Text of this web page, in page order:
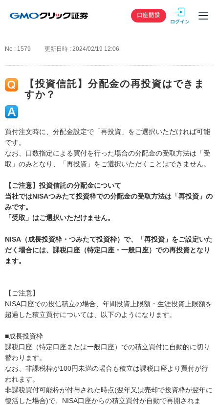
GMOクリック
口座開設
No : 1579 更新日時 : 2024/02/19 12:06
【投資信託】分配金の再投資はできま
すか？
買付注文時に、分配金設定で「再投資」をご選択いただければ可能
です。
なお、口数指定による買付を行った場合の分配金の受取方法は「受
取」のみとなり、「再投資」をご選択いただくことはできません。
【ご注意】投資信託の分配金について
当社ではNISAつみたて投資枠での分配金の受取方法は「再投資」の
みです。
「受取」はご選択いただけません。
NISA（成長投資枠・つみたて投資枠）で、「再投資」をご設定いた
だく場合には、課税口座（特定口座・一般口座）での再投資となり
ます。
【ご注意】
NISA口座での投信積立の場合、年間投資上限額・生涯投資上限額を
超過した積立買付については、以下のようになります。
■成長投資枠
課税口座（特定口座または一般口座）での積立買付に自動的に切り
替わります。
なお、非課税枠が100円未満の場合も積立は課税口座より買付が行
われます。
非課税買付可能枠が付与された時点(翌年又は売却で投資枠が翌年に
復活した場合)で、NISA口座からの積立買付が自動で再開されま